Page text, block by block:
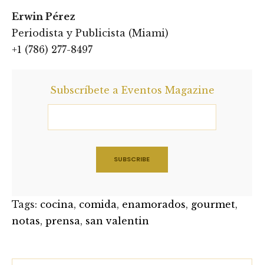
Erwin Pérez
Periodista y Publicista (Miami)
+1 (786) 277-8497
Subscríbete a Eventos Magazine
Tags: cocina, comida, enamorados, gourmet,
notas, prensa, san valentin